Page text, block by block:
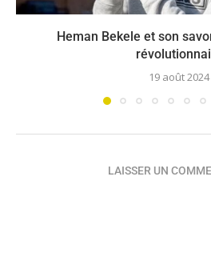
Heman Bekele et son
19 août 2024
LAISSER UN